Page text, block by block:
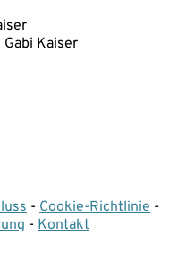
Kaiser
- Cookie-Richtlinie -
- Kontakt